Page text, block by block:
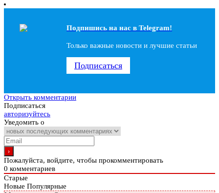
Подпишись на наc в Telegram!
Только важные новости и лучшие статьи
Подписаться
Открыть комментарии
Подписаться
авторизуйтесь
Уведомить о
Пожалуйста, войдите, чтобы прокомментировать
0 комментариев
Старые
Новые Популярные